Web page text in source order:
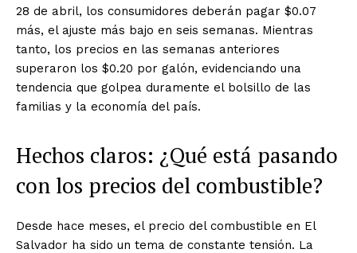
28 de abril, los consumidores deberán pagar $0.07
más, el ajuste más bajo en seis semanas. Mientras
tanto, los precios en las semanas anteriores
superaron los $0.20 por galón, evidenciando una
tendencia que golpea duramente el bolsillo de las
familias y la economía del país.
Hechos claros: ¿Qué está pasando
con los precios del combustible?
Desde hace meses, el precio del combustible en El
Salvador ha sido un tema de constante tensión. La